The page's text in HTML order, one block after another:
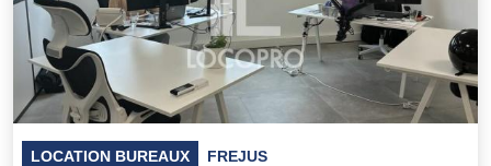
LOCATION BUREAUX FREJUS